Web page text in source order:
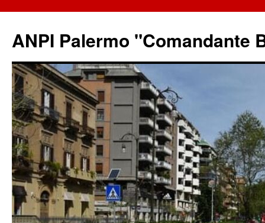
ANPI Palermo "Comandante